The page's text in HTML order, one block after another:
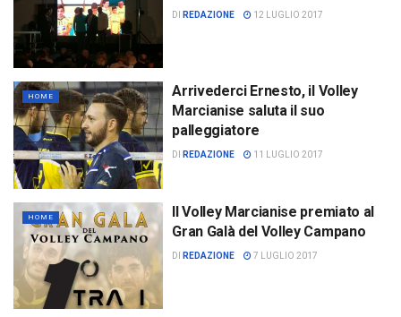
DI REDAZIONE 12 LUGLIO 2017
HOME
Arrivederci Ernesto, il Volley
Marcianise saluta il suo
palleggiatore
DI REDAZIONE 11 LUGLIO 2017
HOME
Il Volley Marcianise premiato al
Gran Galà del Volley Campano
DI REDAZIONE 7 LUGLIO 2017